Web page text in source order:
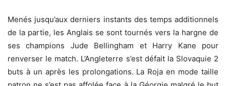
Menés jusqu’aux derniers instants des temps additionnels
de la partie, les Anglais se sont tournés vers la hargne de
ses champions Jude Bellingham et Harry Kane pour
renverser le match. L’Angleterre s’est défait la Slovaquie 2
buts à un après les prolongations. La Roja en mode taille